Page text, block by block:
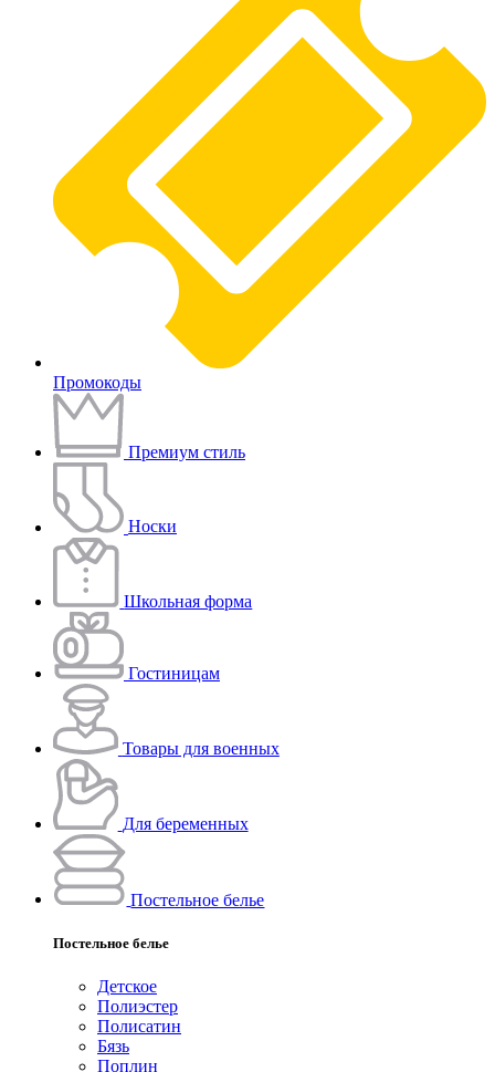
Промокоды
Премиум стиль
Носки
Школьная форма
Гостиницам
Товары для военных
Для беременных
Постельное белье
Постельное белье
Детское
Полиэстeр
Полисатин
Бязь
Поплин